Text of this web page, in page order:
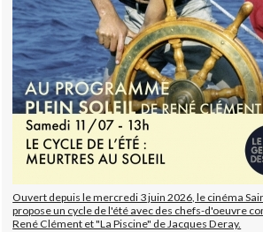
Ouvert depuis le mercredi 3 juin 2026, le cinéma
propose un cycle de l'été avec des chefs-d'oeuvre
René Clément et "La Piscine" de Jacques Deray.